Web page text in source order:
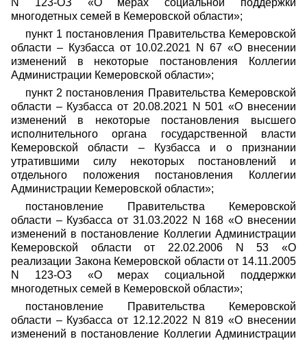
N 123-ОЗ «О мерах социальной поддержки
многодетных семей в Кемеровской области»;
пункт 1 постановления Правительства Кемеровской
области – Кузбасса от 10.02.2021 N 67 «О внесении
изменений в некоторые постановления Коллегии
Администрации Кемеровской области»;
пункт 2 постановления Правительства Кемеровской
области – Кузбасса от 20.08.2021 N 501 «О внесении
изменений в некоторые постановления высшего
исполнительного органа государственной власти
Кемеровской области – Кузбасса и о признании
утратившими силу некоторых постановлений и
отдельного положения постановления Коллегии
Администрации Кемеровской области»;
постановление Правительства Кемеровской
области – Кузбасса от 31.03.2022 N 168 «О внесении
изменений в постановление Коллегии Администрации
Кемеровской области от 22.02.2006 N 53 «О
реализации Закона Кемеровской области от 14.11.2005
N 123-ОЗ «О мерах социальной поддержки
многодетных семей в Кемеровской области»;
постановление Правительства Кемеровской
области – Кузбасса от 12.12.2022 N 819 «О внесении
изменений в постановление Коллегии Администрации